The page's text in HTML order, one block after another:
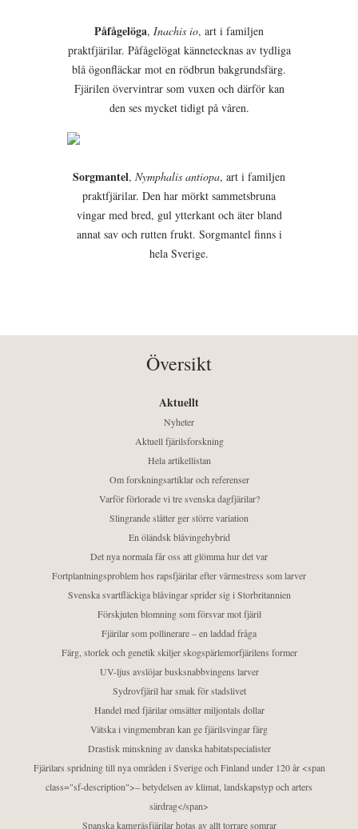
Påfågelöga, Inachis io, art i familjen
praktfjärilar. Påfågelögat kännetecknas av tydliga
blå ögonfläckar mot en rödbrun bakgrundsfärg.
Fjärilen övervintrar som vuxen och därför kan
den ses mycket tidigt på våren.
Sorgmantel, Nymphalis antiopa, art i familjen
praktfjärilar. Den har mörkt sammetsbruna
vingar med bred, gul ytterkant och äter bland
annat sav och rutten frukt. Sorgmantel finns i
hela Sverige.
Översikt
Aktuellt
Nyheter
Aktuell fjärilsforskning
Hela artikellistan
Om forskningsartiklar och referenser
Varför förlorade vi tre svenska dagfjärilar?
Slingrande slåtter ger större variation
En öländsk blåvingehybrid
Det nya normala får oss att glömma hur det var
Fortplantningsproblem hos rapsfjärilar efter värmestress som larver
Svenska svartfläckiga blåvingar sprider sig i Storbritannien
Förskjuten blomning som försvar mot fjäril
Fjärilar som pollinerare – en laddad fråga
Färg, storlek och genetik skiljer skogspärlemorfjärilens former
UV-ljus avslöjar busksnabbvingens larver
Sydrovfjäril har smak för stadslivet
Handel med fjärilar omsätter miljontals dollar
Vätska i vingmembran kan ge fjärilsvingar färg
Drastisk minskning av danska habitatspecialister
Fjärilars spridning till nya områden i Sverige och Finland under 120 år <span
class="sf-description">– betydelsen av klimat, landskapstyp och arters
särdrag</span>
Spanska kamgräsfjärilar hotas av allt torrare somrar